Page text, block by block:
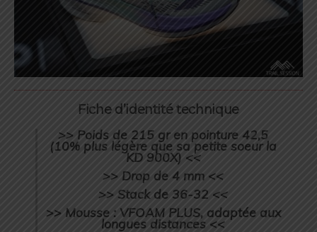
Fiche d’identité technique
>> Poids de 215 gr en pointure 42,5
(10% plus légère que sa petite soeur la
KD 900X) <<
>> Drop de 4 mm <<
>> Stack de 36-32 <<
>> Mousse : VFOAM PLUS, adaptée aux
longues distances <<